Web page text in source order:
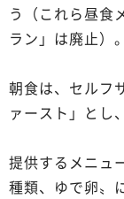
う（これら昼食
ラン」は廃止）。
朝食は、セルフ
ァースト」とし
提供するメニュ
種類、ゆで卵〟